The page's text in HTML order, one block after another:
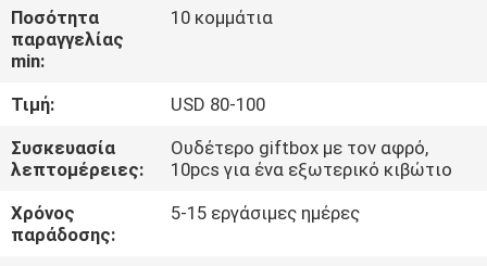
ΜΑΣ
ΣΕ
ΕΠΑΦΉ
Ποσότητα
παραγγελίας
min:
10 κομμάτια
Τιμή:
USD 80-100
Συσκευασία
λεπτομέρειες:
Ουδέτερο giftbox με τον αφρό,
10pcs για ένα εξωτερικό κιβώτιο
Χρόνος
παράδοσης:
5-15 εργάσιμες ημέρες